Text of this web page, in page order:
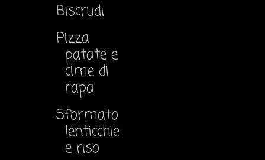
Biscrudi
Pizza
patate e
cime di
rapa
Sformato
lenticchie
e riso